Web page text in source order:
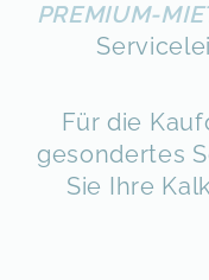
PREMIUM-
Für die
gesondertes
Sie Ihre